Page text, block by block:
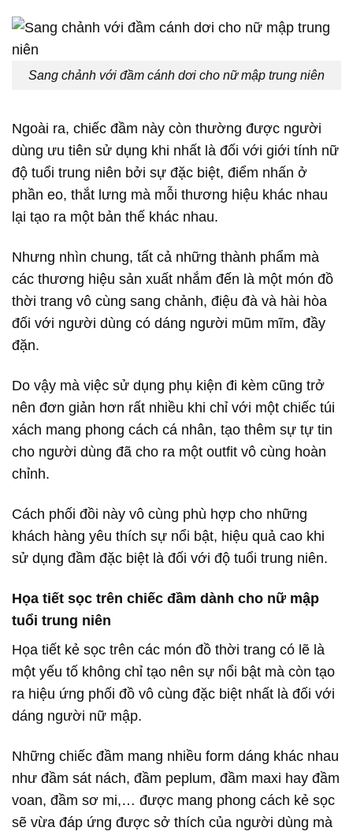
Sang chảnh với đầm cánh dơi cho nữ mập trung niên
Ngoài ra, chiếc đầm này còn thường được người
dùng ưu tiên sử dụng khi nhất là đối với giới tính nữ
độ tuổi trung niên bởi sự đặc biệt, điểm nhấn ở
phần eo, thắt lưng mà mỗi thương hiệu khác nhau
lại tạo ra một bản thế khác nhau.
Nhưng nhìn chung, tất cả những thành phẩm mà
các thương hiệu sản xuất nhắm đến là một món đồ
thời trang vô cùng sang chảnh, điệu đà và hài hòa
đối với người dùng có dáng người mũm mĩm, đầy
đặn.
Do vậy mà việc sử dụng phụ kiện đi kèm cũng trở
nên đơn giản hơn rất nhiều khi chỉ với một chiếc túi
xách mang phong cách cá nhân, tạo thêm sự tự tin
cho người dùng đã cho ra một outfit vô cùng hoàn
chỉnh.
Cách phối đồi này vô cùng phù hợp cho những
khách hàng yêu thích sự nổi bật, hiệu quả cao khi
sử dụng đầm đặc biệt là đối với độ tuổi trung niên.
Họa tiết sọc trên chiếc đầm dành cho nữ mập
tuổi trung niên
Họa tiết kẻ sọc trên các món đồ thời trang có lẽ là
một yếu tố không chỉ tạo nên sự nổi bật mà còn tạo
ra hiệu ứng phối đồ vô cùng đặc biệt nhất là đối với
dáng người nữ mập.
Những chiếc đầm mang nhiều form dáng khác nhau
như đầm sát nách, đầm peplum, đầm maxi hay đầm
voan, đầm sơ mi,… được mang phong cách kẻ sọc
sẽ vừa đáp ứng được sở thích của người dùng mà